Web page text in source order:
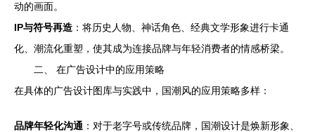
动的画面。
IP与符号再造 ：将历史人物、神话角色、经典文学形象进行卡通
化、潮流化重塑，使其成为连接品牌与年轻消费者的情感桥梁。
二、 在广告设计中的应用策略
在具体的广告设计图库与实践中，国潮风的应用策略多样：
品牌年轻化沟通 ：对于老字号或传统品牌，国潮设计是焕新形象、